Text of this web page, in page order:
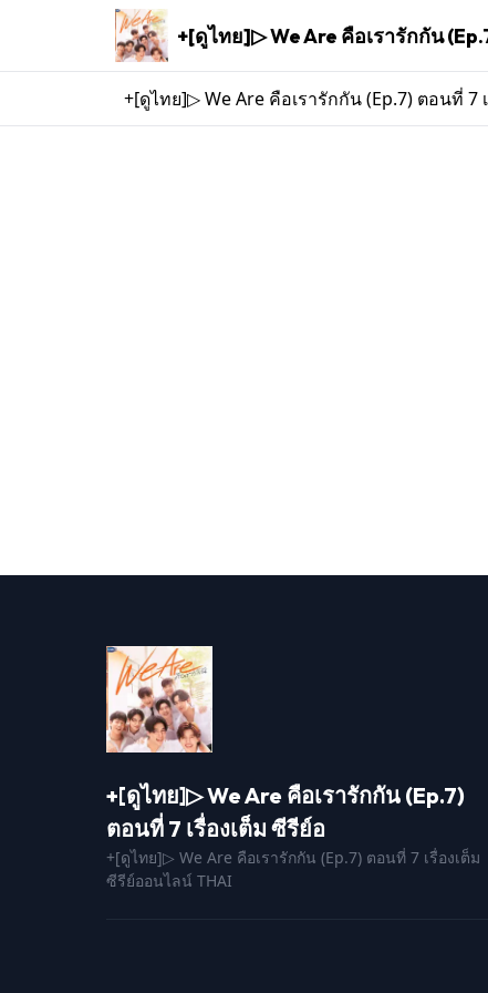
+[ดูไทย]▷ We Are คือเรารักกัน (Ep.7) ตอนที่ 7
+[ดูไทย]▷ We Are คือเรารักกัน (Ep.7)
ตอนที่ 7 เรื่องเต็ม ซีรีย์อ
+[ดูไทย]▷ We Are คือเรารักกัน (Ep.7) ตอนที่ 7 เรื่องเต็ม
ซีรีย์ออนไลน์ THAI